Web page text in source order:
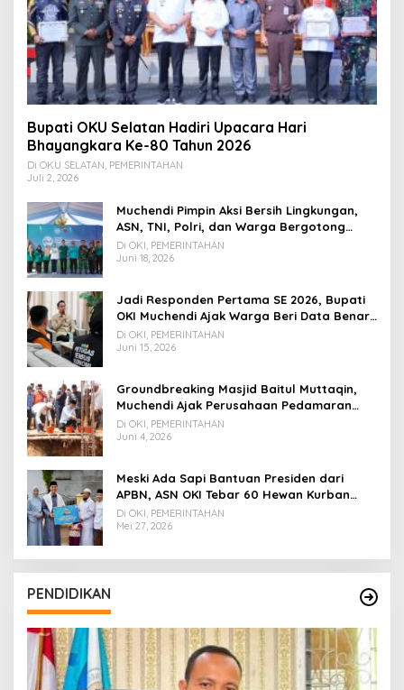
Bupati OKU Selatan Hadiri Upacara Hari
Bhayangkara Ke-80 Tahun 2026
Di OKU SELATAN, PEMERINTAHAN
Juli 2, 2026
Muchendi Pimpin Aksi Bersih Lingkungan,
ASN, TNI, Polri, dan Warga Bergotong
Royong
Di OKI, PEMERINTAHAN
Juni 18, 2026
Jadi Responden Pertama SE 2026, Bupati
OKI Muchendi Ajak Warga Beri Data Benar
ke Petugas BPS
Di OKI, PEMERINTAHAN
Juni 15, 2026
Groundbreaking Masjid Baitul Muttaqin,
Muchendi Ajak Perusahaan Pedamaran
Timur Turut Bantu
Di OKI, PEMERINTAHAN
Juni 4, 2026
Meski Ada Sapi Bantuan Presiden dari
APBN, ASN OKI Tebar 60 Hewan Kurban
Tanpa Gunakan APBD
Di OKI, PEMERINTAHAN
Mei 27, 2026
PENDIDIKAN